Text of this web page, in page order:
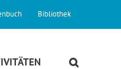
Bibliothek